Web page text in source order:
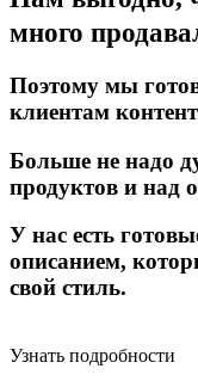
много
Поэтому мы
клиентам
Больше не надо
продуктов и над
У нас есть
описанием,
свой стиль.
Узнать подробности